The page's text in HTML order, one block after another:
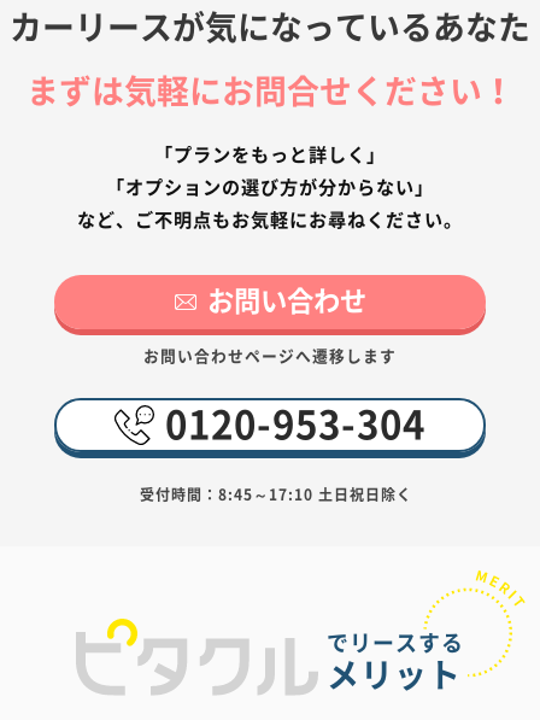
カーリースが気になっているあなた
まずは気軽にお問合せください！
「プランをもっと詳しく」
「オプションの選び方が分からない」
など、ご不明点もお気軽にお尋ねください。
お問い合わせ
お問い合わせページへ遷移します
0120-953-304
受付時間：8:45～17:10 土日祝日除く
でリースする
メリット